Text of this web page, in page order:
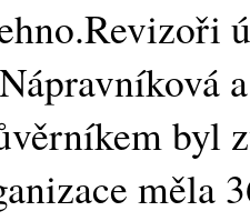
byl
měla